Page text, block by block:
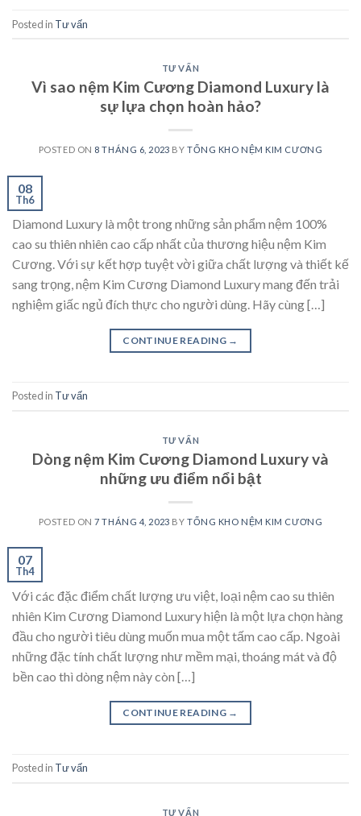
Posted in Tư vấn
TƯ VẤN
Vì sao nệm Kim Cương Diamond Luxury là
sự lựa chọn hoàn hảo?
POSTED ON 8 THÁNG 6, 2023 BY TỔNG KHO NỆM KIM CƯƠNG
08
Th6
Diamond Luxury là một trong những sản phẩm nệm 100%
cao su thiên nhiên cao cấp nhất của thương hiệu nệm Kim
Cương. Với sự kết hợp tuyệt vời giữa chất lượng và thiết kế
sang trọng, nệm Kim Cương Diamond Luxury mang đến trải
nghiệm giấc ngủ đích thực cho người dùng. Hãy cùng […]
CONTINUE READING →
Posted in Tư vấn
TƯ VẤN
Dòng nệm Kim Cương Diamond Luxury và
những ưu điểm nổi bật
POSTED ON7 THÁNG 4, 2023 BY TỔNG KHO NỆM KIM CƯƠNG
07
Th4
Với các đặc điểm chất lượng ưu việt, loại nệm cao su thiên
nhiên Kim Cương Diamond Luxury hiện là một lựa chọn hàng
đầu cho người tiêu dùng muốn mua một tấm cao cấp. Ngoài
những đặc tính chất lượng như mềm mại, thoáng mát và độ
bền cao thì dòng nệm này còn […]
CONTINUE READING →
Posted in Tư vấn
TƯ VẤN